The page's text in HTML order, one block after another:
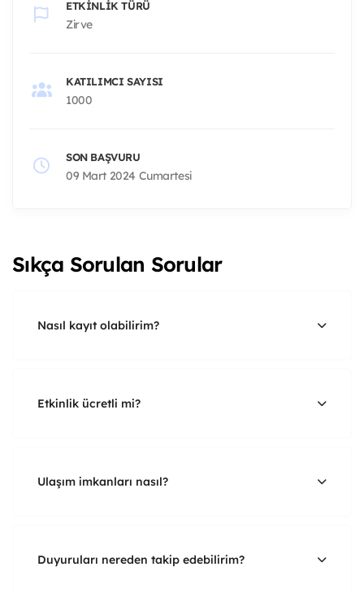
ETKINLIK TÜRÜ
Zirve
KATILIMCI SAYISI
1000
SON BAŞVURU
09 Mart 2024 Cumartesi
Sıkça Sorulan Sorular
Nasıl kayıt olabilirim?
Etkinlik ücretli mi?
Ulaşım imkanları nasıl?
Duyuruları nereden takip edebilirim?